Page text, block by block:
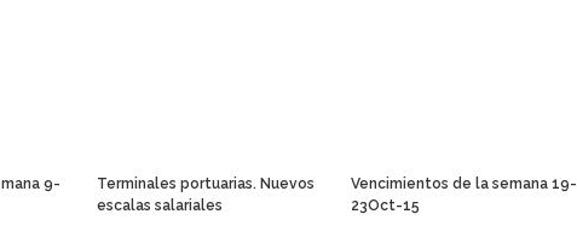
9-
Terminales portuarias. Nuevos
escalas salariales
Vencimientos de la semana 19-
23Oct-15